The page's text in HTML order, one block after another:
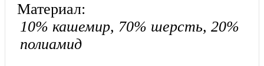
Материал:
10% кашемир, 70% шерсть, 20%
полиамид